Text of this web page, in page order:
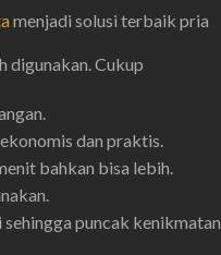
menjadi solusi terbaik pria
digunakan. Cukup
dan praktis.
bahkan bisa lebih.
puncak kenikmatan